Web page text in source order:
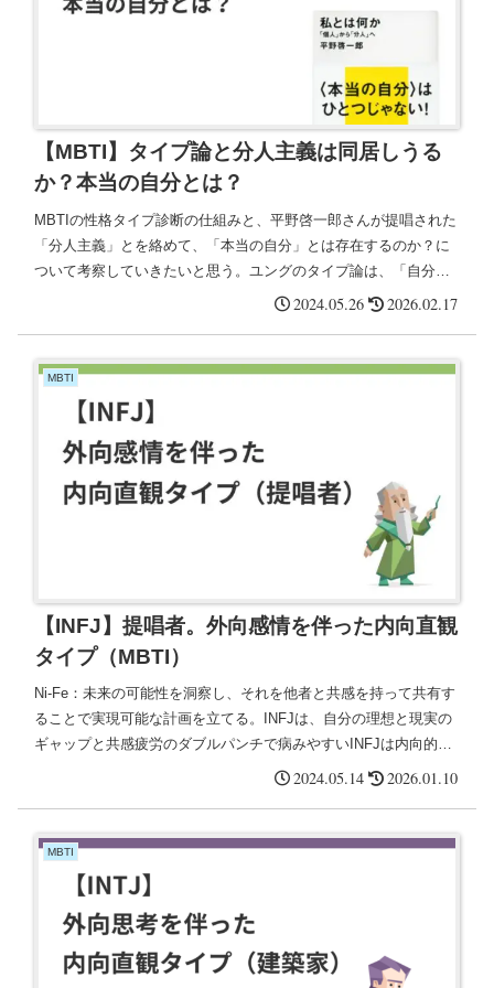
【MBTI】タイプ論と分人主義は同居しうる
か？本当の自分とは？
MBTIの性格タイプ診断の仕組みと、平野啓一郎さんが提唱された
「分人主義」とを絡めて、「本当の自分」とは存在するのか？に
ついて考察していきたいと思う。ユングのタイプ論は、「自分が
内外どちらの世界に、より心的エネルギーが注がれ、どのように
2024.05.26 2026.02.17
MBTI
【INFJ】提唱者。外向感情を伴った内向直観
タイプ（MBTI）
Ni-Fe：未来の可能性を洞察し、それを他者と共感を持って共有す
ることで実現可能な計画を立てる。INFJは、自分の理想と現実の
ギャップと共感疲労のダブルパンチで病みやすいINFJは内向的で
あり、自分の感情や考えを他者に開示することに慎重。表面的な
2024.05.14 2026.01.10
MBTI